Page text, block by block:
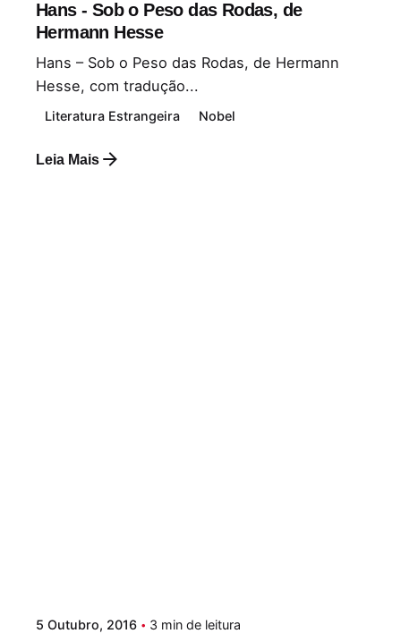
Hans - Sob o Peso das Rodas, de
Hermann Hesse
Hans – Sob o Peso das Rodas, de Hermann
Hesse, com tradução...
Literatura Estrangeira Nobel
Leia Mais
5 Outubro, 2016 3 min de leitura